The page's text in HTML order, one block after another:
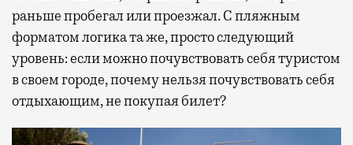
раньше пробегал или проезжал. С пляжным
форматом логика та же, просто следующий
уровень: если можно почувствовать себя туристом
в своем городе, почему нельзя почувствовать себя
отдыхающим, не покупая билет?